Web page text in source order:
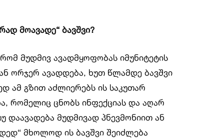
მოავადე“ ბავშვი?
მუდმივ ავადმყოფობას იმუნიტეტის
ორჯერ ავადდება, ხუთ წლამდე ბავშვი
ამ გზით აძლიერებს ის საკუთარ
რომელიც ცნობს ინფექციას და აღარ
დაავადება მუდმივად პნევმონიით ან
მხოლოდ ის ბავშვი შეიძლება